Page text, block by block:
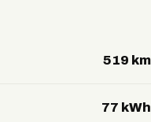
519 km
77 kWh